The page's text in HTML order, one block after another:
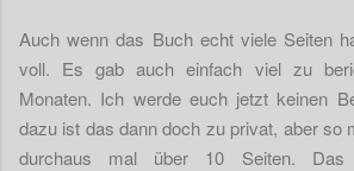
Auch wenn das Buch echt viele Seiten
voll. Es gab auch einfach viel zu
Monaten. Ich werde euch jetzt keinen
dazu ist das dann doch zu privat, aber so
durchaus mal über 10 Seiten.